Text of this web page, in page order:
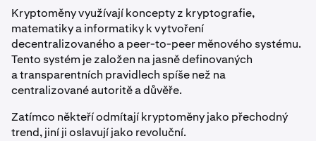
Kryptoměny využívají koncepty z kryptografie,
matematiky a informatiky k vytvoření
decentralizovaného a peer-to-peer měnového systému.
Tento systém je založen na jasně definovaných
a transparentních pravidlech spíše než na
centralizované autoritě a důvěře.
Zatímco někteří odmítají kryptoměny jako přechodný
trend, jiní ji oslavují jako revoluční.